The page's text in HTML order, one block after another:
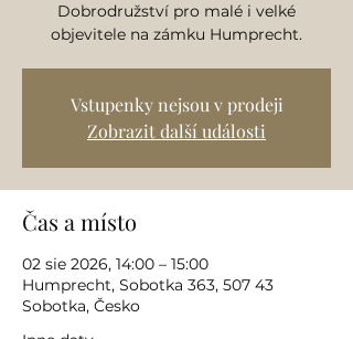
Dobrodružství pro malé i velké
objevitele na zámku Humprecht.
Vstupenky nejsou v prodeji
Zobrazit další události
Čas a místo
02 sie 2026, 14:00 – 15:00
Humprecht, Sobotka 363, 507 43
Sobotka, Česko